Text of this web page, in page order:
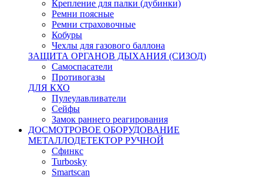
Крепление для палки (дубинки)
Ремни поясные
Ремни страховочные
Кобуры
Чехлы для газового баллона
ЗАЩИТА ОРГАНОВ ДЫХАНИЯ (СИЗОД)
Самоспасатели
Противогазы
ДЛЯ КХО
Пулеулавливатели
Сейфы
Замок раннего реагирования
ДОСМОТРОВОЕ ОБОРУДОВАНИЕ
МЕТАЛЛОДЕТЕКТОР РУЧНОЙ
Сфинкс
Turbosky
Smartscan